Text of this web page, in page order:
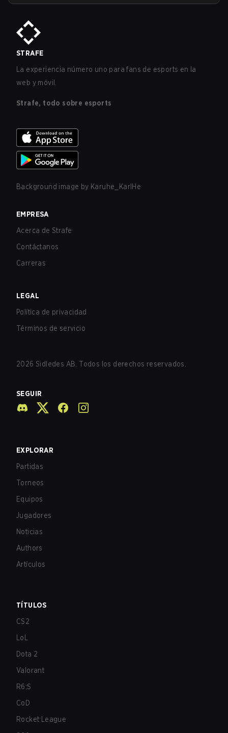
STRAFE
La experiencia número uno para fans de esports en la
web y móvil.
Strafe, todo sobre esports
Background image by Karuhe_KarlHe
EMPRESA
Acerca de Strafe
Contáctanos
Carreras
LEGAL
Política de privacidad
Términos de servicio
2026 Sidledes AB. Todos los derechos reservados.
SEGUIR
EXPLORAR
Partidas
Torneos
Equipos
Jugadores
Noticias
Authors
Artículos
TÍTULOS
CS2
LoL
Dota 2
Valorant
R6:S
CoD
Rocket League